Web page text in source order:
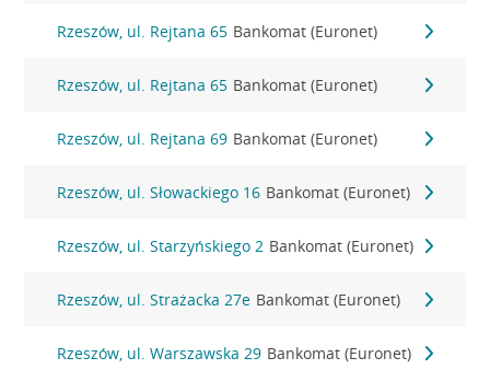
Rzeszów, ul. Rejtana 65 Bankomat (Euronet)
Rzeszów, ul. Rejtana 65 Bankomat (Euronet)
Rzeszów, ul. Rejtana 69 Bankomat (Euronet)
Rzeszów, ul. Słowackiego 16 Bankomat (Euronet)
Rzeszów, ul. Starzyńskiego 2 Bankomat (Euronet)
Rzeszów, ul. Strażacka 27e Bankomat (Euronet)
Rzeszów, ul. Warszawska 29 Bankomat (Euronet)